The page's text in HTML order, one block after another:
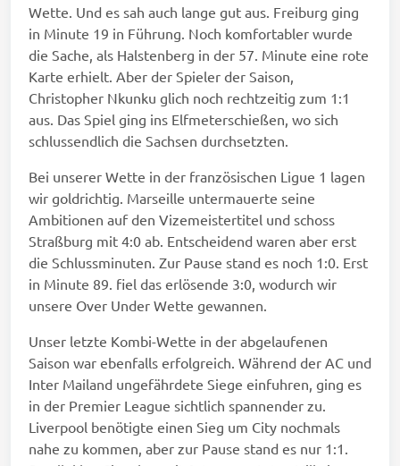
Wette. Und es sah auch lange gut aus. Freiburg ging
in Minute 19 in Führung. Noch komfortabler wurde
die Sache, als Halstenberg in der 57. Minute eine rote
Karte erhielt. Aber der Spieler der Saison,
Christopher Nkunku glich noch rechtzeitig zum 1:1
aus. Das Spiel ging ins Elfmeterschießen, wo sich
schlussendlich die Sachsen durchsetzten.
Bei unserer Wette in der französischen Ligue 1 lagen
wir goldrichtig. Marseille untermauerte seine
Ambitionen auf den Vizemeistertitel und schoss
Straßburg mit 4:0 ab. Entscheidend waren aber erst
die Schlussminuten. Zur Pause stand es noch 1:0. Erst
in Minute 89. fiel das erlösende 3:0, wodurch wir
unsere Over Under Wette gewannen.
Unser letzte Kombi-Wette in der abgelaufenen
Saison war ebenfalls erfolgreich. Während der AC und
Inter Mailand ungefährdete Siege einfuhren, ging es
in der Premier League sichtlich spannender zu.
Liverpool benötigte einen Sieg um City nochmals
nahe zu kommen, aber zur Pause stand es nur 1:1.